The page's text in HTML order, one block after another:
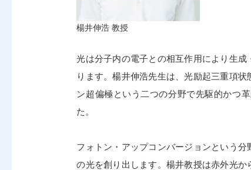
楊井伸浩 教授
光は分子内の電子との相互作用により生
ります。楊井伸浩先生は、光励起三重項
ン超偏極という二つの分野で先駆的かつ
た。
フォトン・アップコンバージョンという
の光を創り出します。楊井教授は赤外光